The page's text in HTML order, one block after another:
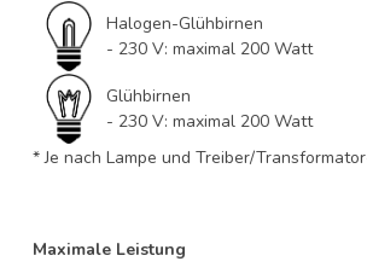
Halogen-Glühbirnen
- 230 V: maximal 200 Watt
Glühbirnen
- 230 V: maximal 200 Watt
* Je nach Lampe und Treiber/
Maximale Leistung